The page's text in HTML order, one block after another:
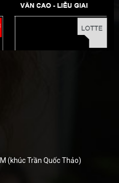
(khúc Trần Quốc Thảo)